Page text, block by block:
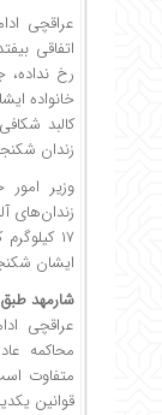
عراقچی
اتفاقی
رخ
خانواده
کالبد
زندان
زندان‌های
۱۷
ایشان
شارمهد
عراقچی
محاکمه
متفاوت
قوانین